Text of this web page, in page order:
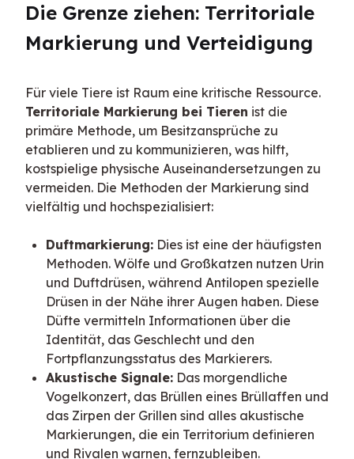
Die Grenze ziehen: Territoriale
Markierung und Verteidigung
Territoriale Markierung bei Tieren ist die
primäre Methode, um Besitzansprüche zu
etablieren und zu kommunizieren, was hilft,
kostspielige physische Auseinandersetzungen zu
vermeiden. Die Methoden der Markierung sind
vielfältig und hochspezialisiert:
Duftmarkierung: Dies ist eine der häufigsten
Methoden. Wölfe und Großkatzen nutzen Urin
und Duftdrüsen, während Antilopen spezielle
Drüsen in der Nähe ihrer Augen haben. Diese
Düfte vermitteln Informationen über die
Identität, das Geschlecht und den
Fortpflanzungsstatus des Markierers.
Akustische Signale: Das morgendliche
Vogelkonzert, das Brüllen eines Brüllaffen und
das Zirpen der Grillen sind alles akustische
Markierungen, die ein Territorium definieren
und Rivalen warnen, fernzubleiben.